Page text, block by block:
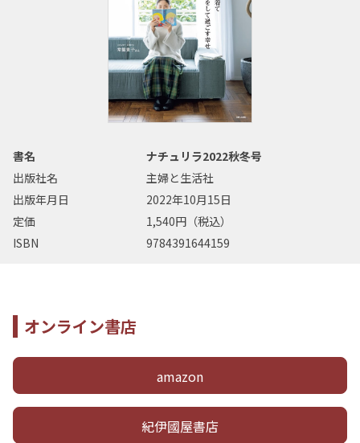
書名
ナチュリラ2022秋冬号
出版社名
主婦と生活社
出版年月日
2022年10月15日
定価
1,540円（税込）
ISBN
9784391644159
オンライン書店
amazon
紀伊國屋書店